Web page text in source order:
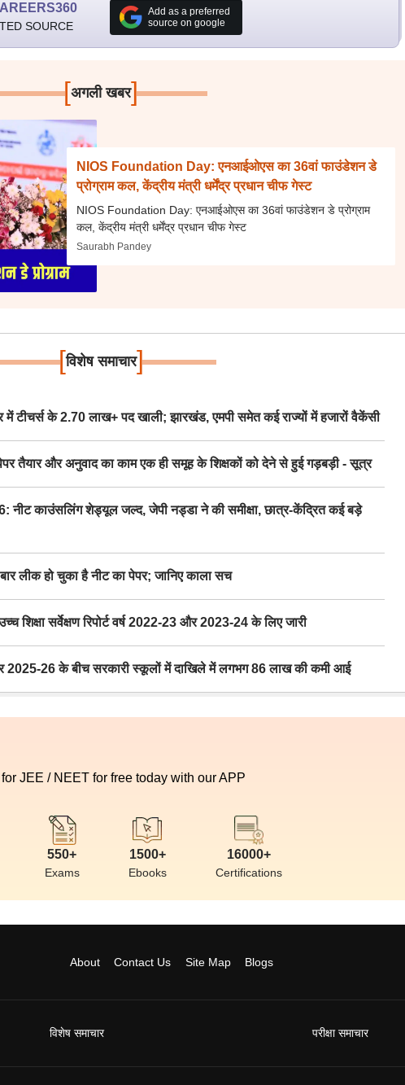
SOURCE
Add as a preferred
source on google
[अगली खबर]
NIOS Foundation Day: एनआईओएस का 36वां फाउंडेशन डे
प्रोग्राम कल, केंद्रीय मंत्री धर्मेंद्र प्रधान चीफ गेस्ट
NIOS Foundation Day: एनआईओएस का 36वां फाउंडेशन डे प्रोग्राम
कल, केंद्रीय मंत्री धर्मेंद्र प्रधान चीफ गेस्ट
Saurabh Pandey
[विशेष समाचार]
के 2.70 लाख+ पद खाली; झारखंड, एमपी समेत कई राज्यों में हजारों वैकेंसी
तैयार और अनुवाद का काम एक ही समूह के शिक्षकों को देने से हुई गड़बड़ी - सूत्र
काउंसलिंग शेड्यूल जल्द, जेपी नड्डा ने की समीक्षा, छात्र-केंद्रित कई बड़े
लीक हो चुका है नीट का पेपर; जानिए काला सच
सर्वेक्षण रिपोर्ट वर्ष 2022-23 और 2023-24 के लिए जारी
26 के बीच सरकारी स्कूलों में दाखिले में लगभग 86 लाख की कमी आई
JEE / NEET for free today with our APP
550+
Exams
1500+
Ebooks
16000+
Certifications
About Contact Us Site Map Blogs
विशेष समाचार परीक्षा समाचार